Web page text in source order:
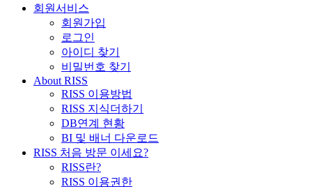
회원서비스
회원가입
로그인
아이디 찾기
비밀번호 찾기
About RISS
RISS 이용방법
RISS 지식더하기
DB연계 현황
BI 및 배너 다운로드
RISS 처음 방문 이세요?
RISS란?
RISS 이용권한